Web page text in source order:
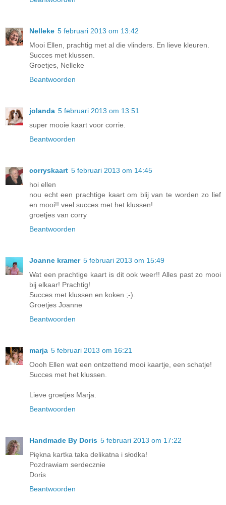
Nelleke 5 februari 2013 om 13:42
Mooi Ellen, prachtig met al die vlinders. En lieve kleuren.
Succes met klussen.
Groetjes, Nelleke
Beantwoorden
jolanda 5 februari 2013 om 13:51
super mooie kaart voor corrie.
Beantwoorden
corryskaart 5 februari 2013 om 14:45
hoi ellen
nou echt een prachtige kaart om blij van te worden zo lief
en mooi!! veel succes met het klussen!
groetjes van corry
Beantwoorden
Joanne kramer 5 februari 2013 om 15:49
Wat een prachtige kaart is dit ook weer!! Alles past zo mooi
bij elkaar! Prachtig!
Succes met klussen en koken ;-).
Groetjes Joanne
Beantwoorden
marja 5 februari 2013 om 16:21
Oooh Ellen wat een ontzettend mooi kaartje, een schatje!
Succes met het klussen.
Lieve groetjes Marja.
Beantwoorden
Handmade By Doris 5 februari 2013 om 17:22
Piękna kartka taka delikatna i słodka!
Pozdrawiam serdecznie
Doris
Beantwoorden